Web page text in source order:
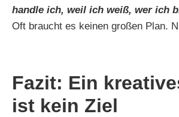
handle ich, weil ich weiß, wer ich
Oft braucht es keinen großen Plan.
Fazit: Ein
ist kein Ziel